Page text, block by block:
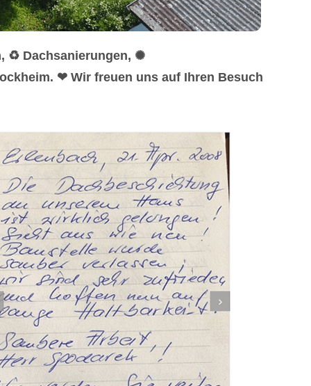
♻ Dachsanierungen, ✺
❤ Wir freuen uns auf Ihren Besuch